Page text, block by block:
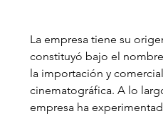
La empresa tiene su
constituyó bajo el nombre
la importación y
cinematográfica. A lo
empresa ha